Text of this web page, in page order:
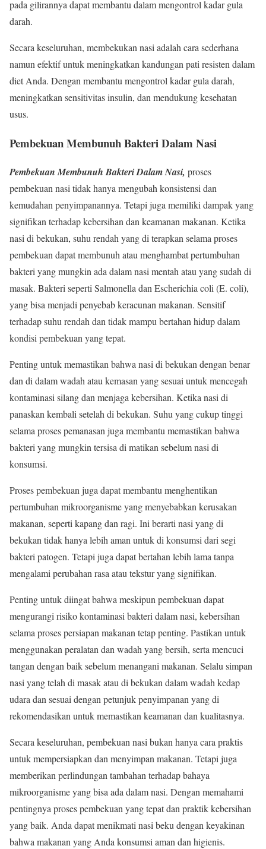
pada gilirannya dapat membantu dalam mengontrol kadar gula
darah.
Secara keseluruhan, membekukan nasi adalah cara sederhana
namun efektif untuk meningkatkan kandungan pati resisten dalam
diet Anda. Dengan membantu mengontrol kadar gula darah,
meningkatkan sensitivitas insulin, dan mendukung kesehatan
usus.
Pembekuan Membunuh Bakteri Dalam Nasi
Pembekuan Membunuh Bakteri Dalam Nasi, proses
pembekuan nasi tidak hanya mengubah konsistensi dan
kemudahan penyimpanannya. Tetapi juga memiliki dampak yang
signifikan terhadap kebersihan dan keamanan makanan. Ketika
nasi di bekukan, suhu rendah yang di terapkan selama proses
pembekuan dapat membunuh atau menghambat pertumbuhan
bakteri yang mungkin ada dalam nasi mentah atau yang sudah di
masak. Bakteri seperti Salmonella dan Escherichia coli (E. coli),
yang bisa menjadi penyebab keracunan makanan. Sensitif
terhadap suhu rendah dan tidak mampu bertahan hidup dalam
kondisi pembekuan yang tepat.
Penting untuk memastikan bahwa nasi di bekukan dengan benar
dan di dalam wadah atau kemasan yang sesuai untuk mencegah
kontaminasi silang dan menjaga kebersihan. Ketika nasi di
panaskan kembali setelah di bekukan. Suhu yang cukup tinggi
selama proses pemanasan juga membantu memastikan bahwa
bakteri yang mungkin tersisa di matikan sebelum nasi di
konsumsi.
Proses pembekuan juga dapat membantu menghentikan
pertumbuhan mikroorganisme yang menyebabkan kerusakan
makanan, seperti kapang dan ragi. Ini berarti nasi yang di
bekukan tidak hanya lebih aman untuk di konsumsi dari segi
bakteri patogen. Tetapi juga dapat bertahan lebih lama tanpa
mengalami perubahan rasa atau tekstur yang signifikan.
Penting untuk diingat bahwa meskipun pembekuan dapat
mengurangi risiko kontaminasi bakteri dalam nasi, kebersihan
selama proses persiapan makanan tetap penting. Pastikan untuk
menggunakan peralatan dan wadah yang bersih, serta mencuci
tangan dengan baik sebelum menangani makanan. Selalu simpan
nasi yang telah di masak atau di bekukan dalam wadah kedap
udara dan sesuai dengan petunjuk penyimpanan yang di
rekomendasikan untuk memastikan keamanan dan kualitasnya.
Secara keseluruhan, pembekuan nasi bukan hanya cara praktis
untuk mempersiapkan dan menyimpan makanan. Tetapi juga
memberikan perlindungan tambahan terhadap bahaya
mikroorganisme yang bisa ada dalam nasi. Dengan memahami
pentingnya proses pembekuan yang tepat dan praktik kebersihan
yang baik. Anda dapat menikmati nasi beku dengan keyakinan
bahwa makanan yang Anda konsumsi aman dan higienis.